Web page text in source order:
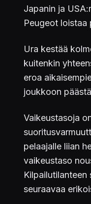
Japanin ja
Peugeot loistaa
Ura kestää
kuitenkin
eroa
joukkoon
Vaikeustasoja
pelaajalle liian
vaikeustaso
seuraavaa